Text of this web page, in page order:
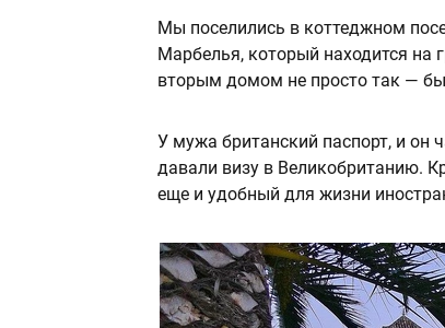
Мы поселились в коттеджном
Марбелья, который находится на
вторым домом не просто так —
У мужа британский паспорт, и он
давали визу в Великобританию.
еще и удобный для жизни